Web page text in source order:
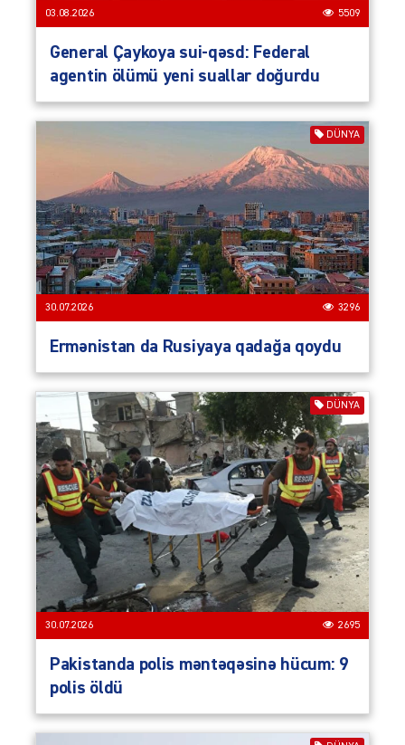
03.08.2026 5509
General Çaykoya sui-qəsd: Federal
agentin ölümü yeni suallar doğurdu
DÜNYA
30.07.2026 3296
Ermənistan da Rusiyaya qadağa qoydu
DÜNYA
30.07.2026 2695
Pakistanda polis məntəqəsinə hücum: 9
polis öldü